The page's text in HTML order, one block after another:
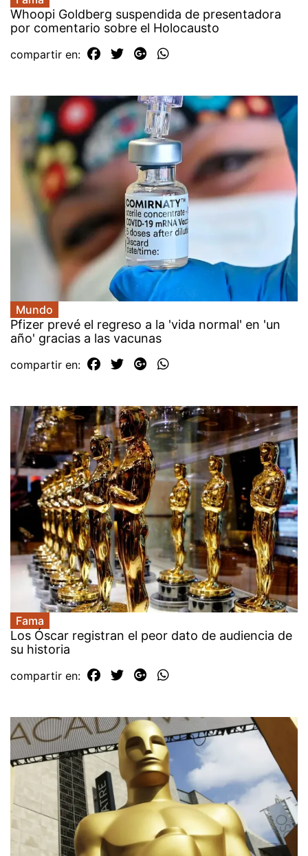
Whoopi Goldberg suspendida de presentadora
por comentario sobre el Holocausto
compartir en:
Mundo
Pfizer prevé el regreso a la 'vida normal' en 'un
año' gracias a las vacunas
compartir en:
Fama
Los Óscar registran el peor dato de audiencia de
su historia
compartir en: